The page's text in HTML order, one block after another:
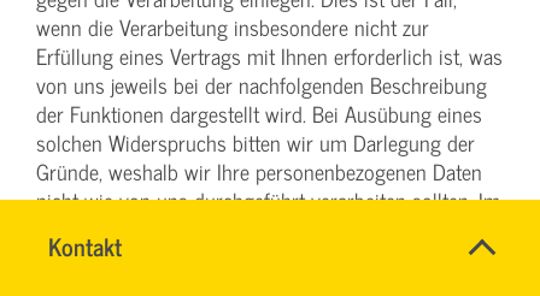
Kontakt
IHR
Name*
wenn die Verarbeitung insbesondere nicht zur
Erfüllung eines Vertrags mit Ihnen erforderlich ist, was
von uns jeweils bei der nachfolgenden Beschreibung
der Funktionen dargestellt wird. Bei Ausübung eines
solchen Widerspruchs bitten wir um Darlegung der
Gründe, weshalb wir Ihre personenbezogenen Daten
nicht wie von uns durchgeführt verarbeiten sollten. Im
Falle Ihres begründeten Widerspruchs prüfen wir die
Sachlage und werden entweder die Datenverarbeitung